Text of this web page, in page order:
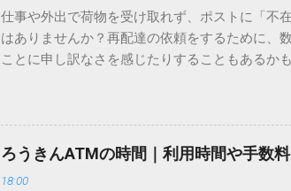
「Unicode（ユニコード）」や「JISコード」と
所」のような番号が割り振られています。変換
び出すことができるのです。 2. Windows標準
できます。 具体的な手順（Unicode入力） 入
角」にする（※重要）。 **「20BB7」**と入力
力した数字が、一瞬で対応する漢字（例：𠮷）
仕事や外出で荷物を受け取れず、ポストに「不
はありませんか？再配達の依頼をするために、
ことに申し訳なさを感じたりすることもあるか
ビス「スマートクラブ」と、LINEや公式アプ
なります。この記事では、忙しい毎日をサポー
す。 佐川急便の再配達が劇的に変わる「スマ
会員サービス「スマートクラブ」です。これは
す。 以前はウェブサイトを開いてログインする
ろうきんATMの時間｜利用時間や手数
18:00